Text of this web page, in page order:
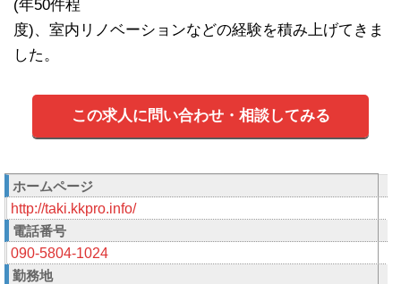
(年50件程
度)、室内リノベーションなどの経験を積み上げてきま
した。
この求人に問い合わせ・相談してみる
ホームページ
http://taki.kkpro.info/
電話番号
090-5804-1024
勤務地